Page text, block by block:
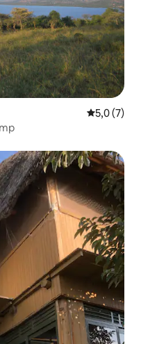
Nilai rata-
5,0 (7)